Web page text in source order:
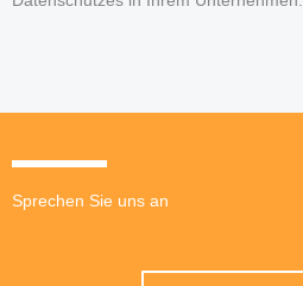
Sprechen Sie uns an